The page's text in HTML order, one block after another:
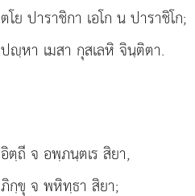
ตโย ปาราชิกา เอโก น ปาราชิโก;
ปฺหา เมสา กุสเลหิ จินฺติตา.
อิตฺถี จ อพฺภนฺตเร สิยา,
ภิกฺขุ จ พหิทฺธา สิยา;